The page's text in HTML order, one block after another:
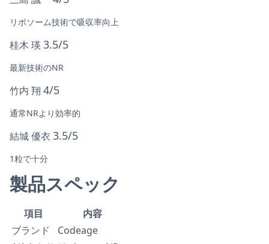
リポソーム技術で吸収率向上
桂木 瑛3.5/5
最新技術のNR
竹内 翔 4/5
通常NRより効率的
結城 優衣 3.5/5
1粒で十分
製品スペック
項目
内容
ブランド
Codeage